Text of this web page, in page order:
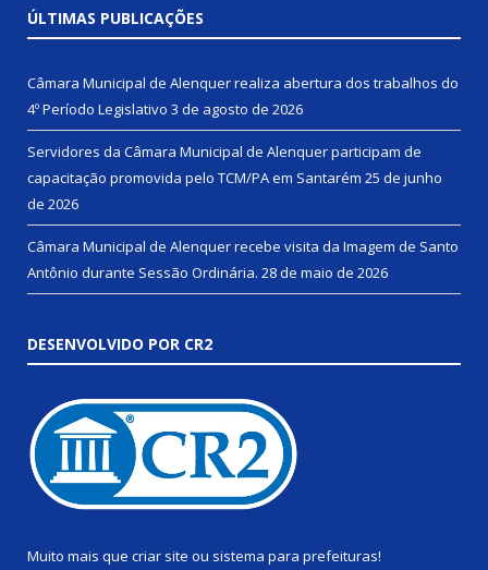
ÚLTIMAS PUBLICAÇÕES
Câmara Municipal de Alenquer realiza abertura dos trabalhos do
4º Período Legislativo 3 de agosto de 2026
Servidores da Câmara Municipal de Alenquer participam de
capacitação promovida pelo TCM/PA em Santarém 25 de junho
de 2026
Câmara Municipal de Alenquer recebe visita da Imagem de Santo
Antônio durante Sessão Ordinária. 28 de maio de 2026
DESENVOLVIDO POR CR2
Muito mais que criar site ou sistema para prefeituras!